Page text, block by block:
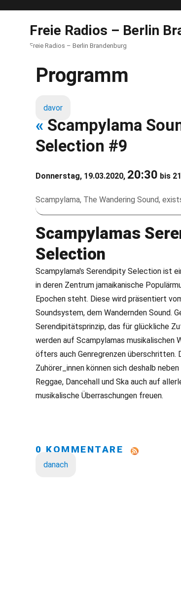
Freie Radios – Berlin
Freie Radios – Berlin Brandenburg
Programm
davor
« Scampylama
Selection #9
Donnerstag, 19.03.2020, 20:30 bis
Scampylama, The Wandering Sound,
Scampylamas
Selection
Scampylama's Serendipity Selection ist
in deren Zentrum jamaikanische
Epochen steht. Diese wird präsentiert
Soundsystem, dem Wandernden Sound.
Serendipitätsprinzip, das für glückliche
werden auf Scampylamas musikalischen
öfters auch Genregrenzen überschritten.
Zuhörer_innen können sich deshalb
Reggae, Dancehall und Ska auch auf
musikalische Überraschungen freuen.
0 KOMMENTARE
danach